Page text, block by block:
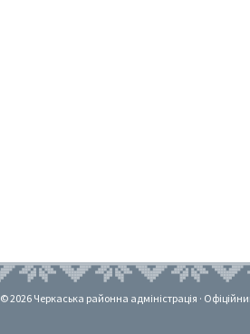
© 2026 Черкаська районна адміністрація ·